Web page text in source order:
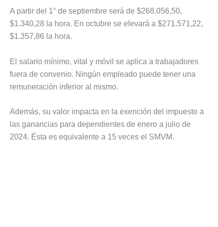
A partir del 1° de septiembre será de $268.056,50,
$1.340,28 la hora. En octubre se elevará a $271.571,22,
$1.357,86 la hora.
El salario mínimo, vital y móvil se aplica a trabajadores
fuera de convenio. Ningún empleado puede tener una
remuneración inferior al mismo.
Además, su valor impacta en la exención del impuesto a
las ganancias para dependientes de enero a julio de
2024. Ésta es equivalente a 15 veces el SMVM.